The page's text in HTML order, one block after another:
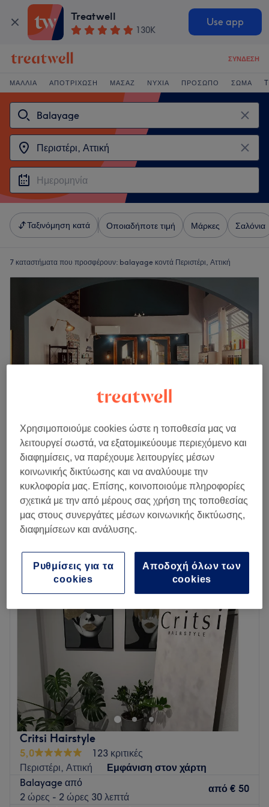
Treatwell
130K
Use app
ΣΎΝΔΕΣΗ
ΜΑΛΛΙΆ ΑΠΟΤΡΊΧΩΣΗ ΜΑΣΆΖ ΝΎΧΙΑ ΠΡΌΣΩΠΟ ΣΏΜΑ
Ταξινόμηση κατά Οποιαδήποτε τιμή Μάρκες Σαλόνια
7 καταστήματα που προσφέρουν: balayage κοντά Περιστέρι, Αττική
Mr & Mrs Sam
5,0
53 κριτικές
Αιγάλεω, Αττική
Εμφάνιση στον χάρτη
Balayage με Κούρεμα & Πιστολάκι
1 ώρα 45 λεπτά - 2 ώρες 45 λεπτά
από € 80
Περισσότερα για το κατάστημα
Δευτέρα
Τρίτη
10:00–21:00
Τετάρτη
10:00–15:00
Παρασκευή
10:00– 21:00
10:00– 15:00
Κλειστό
Go to venue
Critsi Hairstyle
5,0
123 κριτικές
Περιστέρι, Αττική
Εμφάνιση στον χάρτη
Balayage από
2 ώρες - 2 ώρες 30 λεπτά
από € 50
Χρησιμοποιούμε cookies ώστε η τοποθεσία μας να
λειτουργεί σωστά, να εξατομικεύουμε περιεχόμενο και
διαφημίσεις, να παρέχουμε λειτουργίες μέσων
κοινωνικής δικτύωσης και να αναλύουμε την
κυκλοφορία μας. Επίσης, κοινοποιούμε πληροφορίες
σχετικά με την από μέρους σας χρήση της τοποθεσίας
μας στους συνεργάτες μέσων κοινωνικής δικτύωσης,
διαφημίσεων και ανάλυσης.
Αποδοχή όλων των
cookies
Ρυθμίσεις για τα
cookies